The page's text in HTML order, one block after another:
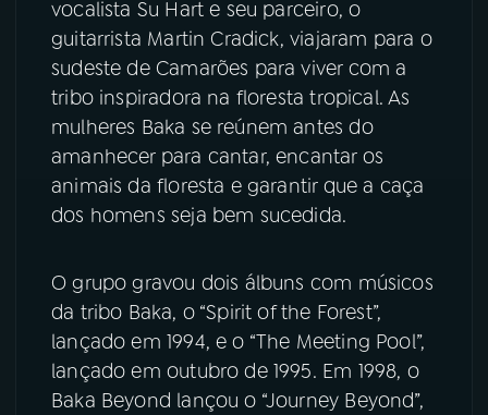
06VIDEOCASTS
07 ÚLTIMAS
08FESTIVAL DE MÚSICA
ACOMPANHE A RÁDIO NACIONAL
YouTube Facebook
Instagram X
TikTok
vocalista Su Hart e seu parceiro, o
guitarrista Martin Cradick, viajaram para o
sudeste de Camarões para viver com a
tribo inspiradora na floresta tropical. As
mulheres Baka se reúnem antes do
amanhecer para cantar, encantar os
animais da floresta e garantir que a caça
dos homens seja bem sucedida.
O grupo gravou dois álbuns com músicos
da tribo Baka, o “Spirit of the Forest”,
lançado em 1994, e o “The Meeting Pool”,
lançado em outubro de 1995. Em 1998, o
Baka Beyond lançou o “Journey Beyond”,